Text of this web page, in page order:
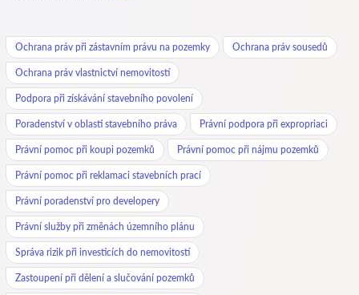
Ochrana práv při zástavním právu na pozemky Ochrana práv sousedů
Ochrana práv vlastnictví nemovitostí
Podpora při získávání stavebního povolení
Poradenství v oblasti stavebního práva Právní podpora při expropriaci
Právní pomoc při koupi pozemků Právní pomoc při nájmu pozemků
Právní pomoc při reklamaci stavebních prací
Právní poradenství pro developery
Právní služby při změnách územního plánu
Správa rizik při investicích do nemovitostí
Zastoupení při dělení a slučování pozemků